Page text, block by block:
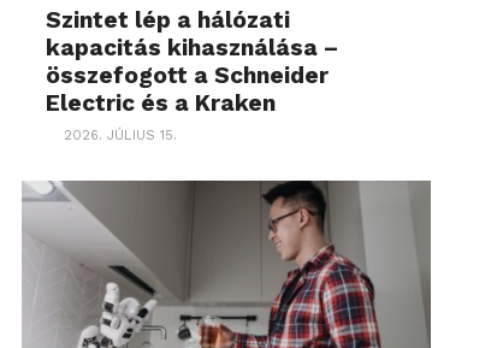
Szintet lép a hálózati
kapacitás kihasználása –
összefogott a Schneider
Electric és a Kraken
2026. JÚLIUS 15.